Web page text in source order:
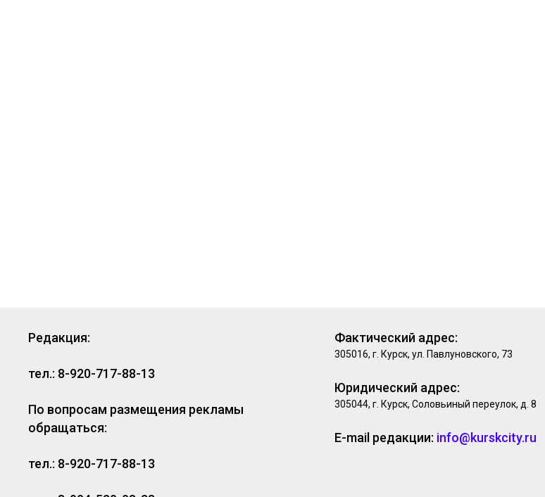
Редакция:
тел.: 8-920-717-88-13
По вопросам размещения рекламы
обращаться:
тел.: 8-920-717-88-13
Фактический адрес:
305016, г. Курск, ул. Павлуновского, 73
Юридический адрес:
305044, г. Курск, Соловьиный переулок, д. 8
E-mail редакции: info@kurskcity.ru